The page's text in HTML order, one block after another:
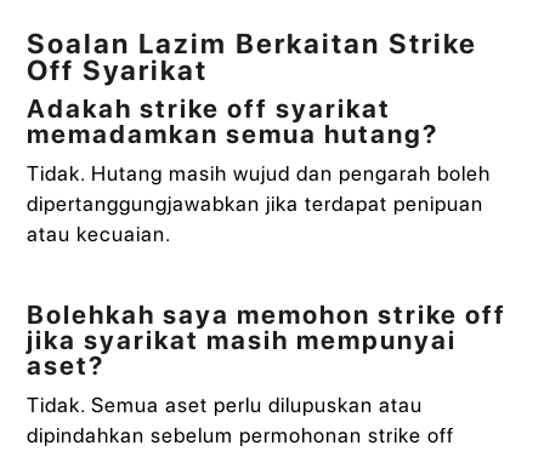
Soalan Lazim Berkaitan Strike
Off Syarikat
Adakah strike off syarikat
memadamkan semua hutang?
Tidak. Hutang masih wujud dan pengarah boleh
dipertanggungjawabkan jika terdapat penipuan
atau kecuaian.
Bolehkah saya memohon strike off
jika syarikat masih mempunyai
aset?
Tidak. Semua aset perlu dilupuskan atau
dipindahkan sebelum permohonan strike off